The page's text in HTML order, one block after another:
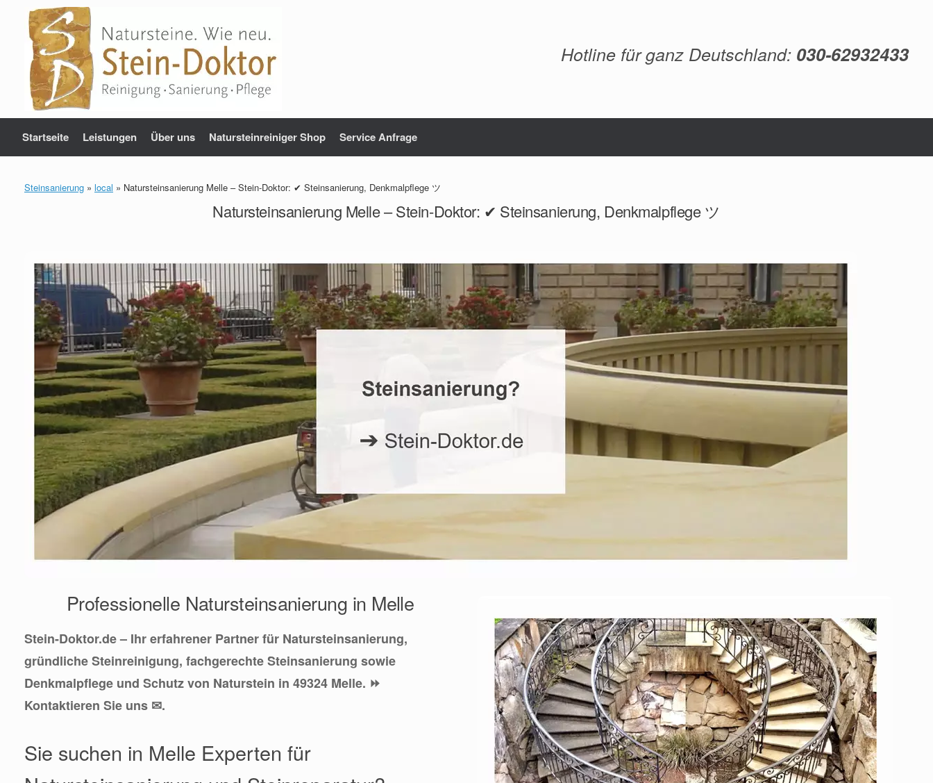
springen
Hotline für ganz Deutschland: 030-62932433
Startseite Leistungen Über uns Natursteinreiniger Shop Service Anfrage
Steinsanierung » local » Natursteinsanierung Melle – Stein-Doktor: ✔ Steinsanierung, Denkmalpflege ツ
Natursteinsanierung Melle – Stein-Doktor: ✔ Steinsanierung, Denkmalpflege ツ
Professionelle Natursteinsanierung in Melle
Stein-Doktor.de – Ihr erfahrener Partner für Natursteinsanierung,
gründliche Steinreinigung, fachgerechte Steinsanierung sowie
Denkmalpflege und Schutz von Naturstein in 49324 Melle. ⏩
Kontaktieren Sie uns ✉.
Sie suchen in Melle Experten für